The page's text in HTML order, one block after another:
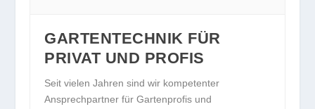
GARTENTECHNIK FÜR
PRIVAT UND PROFIS
Seit vielen Jahren sind wir kompetenter
Ansprechpartner für Gartenprofis und